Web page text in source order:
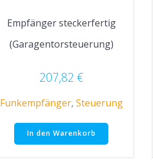
Empfänger steckerfertig
(Garagentorsteuerung)
207,82 €
Funkempfänger, Steuerung
In den Warenkorb